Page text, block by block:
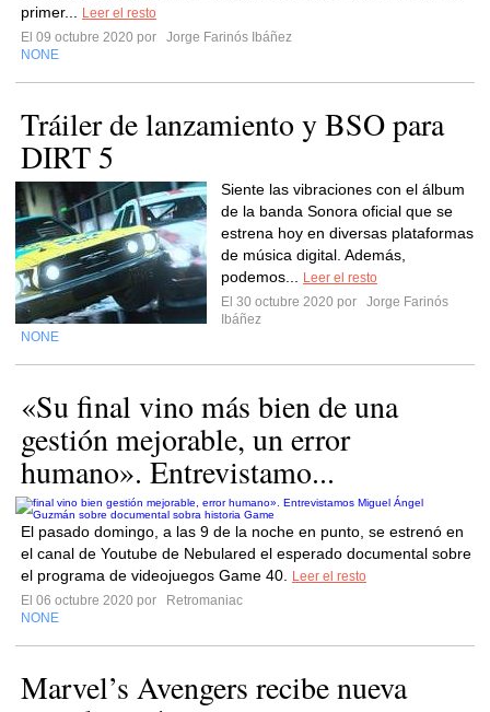
primer...
Leer el resto
El 09 octubre 2020 por
Jorge Farinós Ibáñez
NONE
Tráiler de lanzamiento y BSO para
DIRT 5
Siente las vibraciones con el álbum
de la banda Sonora oficial que se
estrena hoy en diversas plataformas
de música digital. Además,
podemos...
Leer el resto
El 30 octubre 2020 por
Jorge Farinós
Ibáñez
NONE
«Su final vino más bien de una
gestión mejorable, un error
humano». Entrevistamo...
El pasado domingo, a las 9 de la noche en punto, se estrenó en
el canal de Youtube de Nebulared el esperado documental sobre
el programa de videojuegos Game 40.
Leer el resto
El 06 octubre 2020 por
Retromaniac
NONE
Marvel’s Avengers recibe nueva